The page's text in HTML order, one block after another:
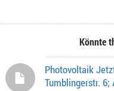
Könnte
Photovoltaik
Tumblingerstr. 6;